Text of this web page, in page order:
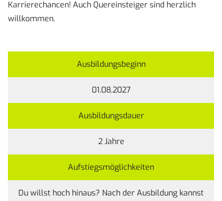
Karrierechancen! Auch Quereinsteiger sind herzlich
willkommen.
Ausbildungsbeginn
01.08.2027
Ausbildungsdauer
2 Jahre
Aufstiegsmöglichkeiten
Du willst hoch hinaus? Nach der Ausbildung kannst